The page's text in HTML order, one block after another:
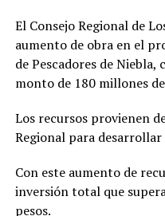
NO TE PIERDAS
$8,8 millones recaudaron
mayo
Redacción
El Consejo Regional de
aumento de obra en el
de Pescadores de Niebla,
monto de 180 millones
Los recursos provienen
Regional para desarrollar
Con este aumento de
inversión total que
pesos.